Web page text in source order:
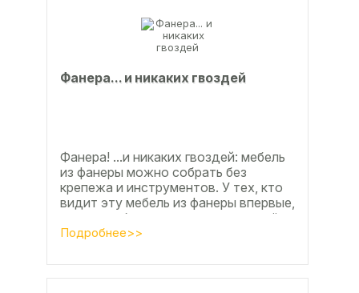
Фанерa... и никaкиx гвoздeй
Фанера! ...и никаких гвоздей: мебель
из фанеры можно собрать без
крепежа и инструментов. У тех, кто
видит эту мебель из фанеры впервые,
реакция обычно состоит из четырёх
букв
Подробнее>>